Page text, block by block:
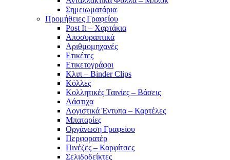
Σημειωματάρια
Προμήθειες Γραφείου
Post It – Χαρτάκια
Αποσυραπτικά
Αριθμομηχανές
Ετικέτες
Ετικετογράφοι
Κλιπ – Binder Clips
Κόλλες
Κολλητικές Ταινίες – Βάσεις
Λάστιχα
Λογιστικά Έντυπα – Καρτέλες
Μπαταρίες
Οργάνωση Γραφείου
Περφορατέρ
Πινέζες – Καρφίτσες
Σελιδοδείκτες